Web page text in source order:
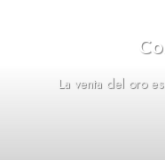
La venta del oro